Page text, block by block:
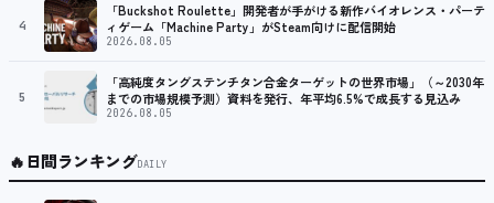
4
「Buckshot Roulette」開発者が手がける新作バイオレンス・パーテ
ィゲーム「Machine Party」がSteam向けに配信開始
2026.08.05
5
「高純度タングステンチタン合金ターゲットの世界市場」（～2030年
までの市場規模予測）資料を発行、年平均6.5%で成長する見込み
2026.08.05
🔥日間ランキングDAILY